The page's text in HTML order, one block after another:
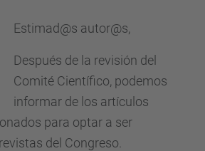
Estimad@s autor@s,
Después de la revisión del
Comité Científico, podemos
informar de los artículos
para optar a ser
del Congreso.